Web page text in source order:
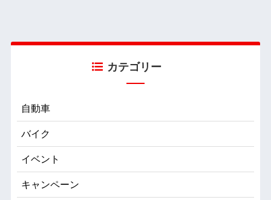
カテゴリー
自動車
バイク
イベント
キャンペーン